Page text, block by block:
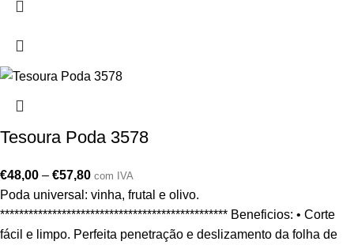
Tesoura Poda 3578
€48,00 – €57,80 com IVA
Poda universal: vinha, frutal e olivo.
************************************************ Beneficios: • Corte
fácil e limpo. Perfeita penetração e deslizamento da folha de